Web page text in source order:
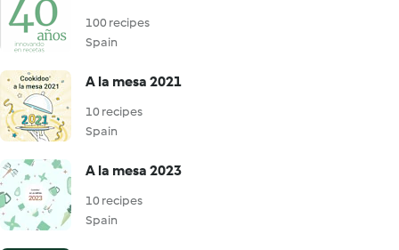
100 recipes
Spain
A la mesa 2021
10 recipes
Spain
A la mesa 2023
10 recipes
Spain